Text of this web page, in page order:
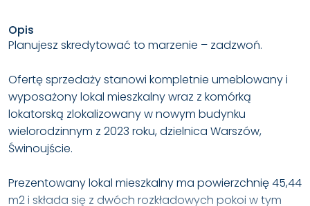
Opis
Planujesz skredytować to marzenie – zadzwoń.
Ofertę sprzedaży stanowi kompletnie umeblowany i
wyposażony lokal mieszkalny wraz z komórką
lokatorską zlokalizowany w nowym budynku
wielorodzinnym z 2023 roku, dzielnica Warszów,
Świnoujście.
Prezentowany lokal mieszkalny ma powierzchnię 45,44
m2 i składa się z dwóch rozkładowych pokoi w tym